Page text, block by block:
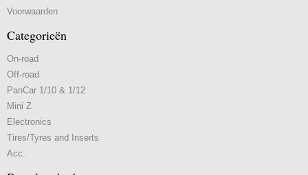
Voorwaarden
Categorieën
On-road
Off-road
PanCar 1/10 & 1/12
Mini Z
Electronics
Tires/Tyres and Inserts
Acc.